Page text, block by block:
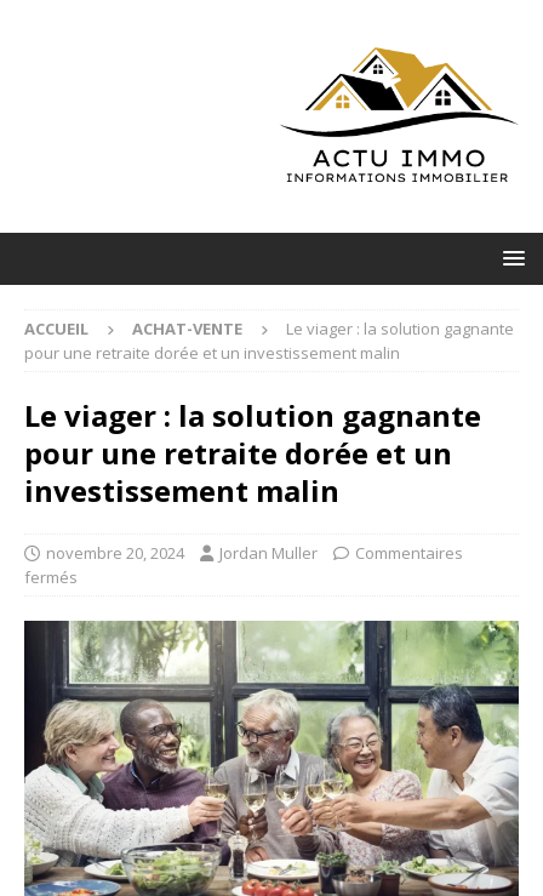
ACCUEIL ACHAT-VENTE
Le viager : la solution gagnante
pour une retraite dorée et un investissement malin
Le viager : la solution gagnante
pour une retraite dorée et un
investissement malin
novembre 20, 2024 Jordan Muller
Commentaires
fermés